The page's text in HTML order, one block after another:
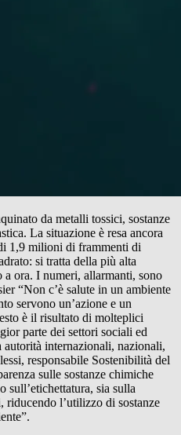
da metalli tossici, sostanze
La situazione è resa ancora
1,9 milioni di frammenti di
si tratta della più alta
a ora. I numeri, allarmanti, sono
“Non c’è salute in un ambiente
servono un’azione e un
è il risultato di molteplici
parte dei settori sociali ed
autorità internazionali, nazionali,
responsabile Sostenibilità del
sulle sostanze chimiche
sull’etichettatura, sia sulla
riducendo l’utilizzo di sostanze